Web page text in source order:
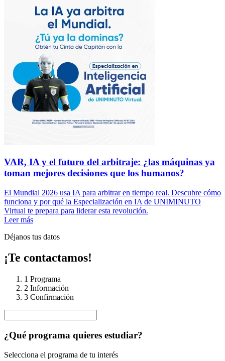
VAR, IA y el futuro del arbitraje: ¿las máquinas ya
toman mejores decisiones que los humanos?
El Mundial 2026 usa IA para arbitrar en tiempo real. Descubre cómo
funciona y por qué la Especialización en IA de UNIMINUTO
Virtual te prepara para liderar esta revolución.
Leer más
Déjanos tus datos
¡Te contactamos!
1 Programa
2 Información
3 Confirmación
¿Qué programa quieres estudiar?
Selecciona el programa de tu interés